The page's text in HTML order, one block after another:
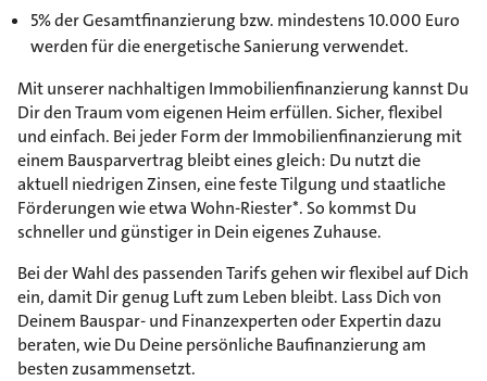
5% der Gesamtfinanzierung bzw. mindestens 10.000 Euro
werden für die energetische Sanierung verwendet.
Mit unserer nachhaltigen Immobilienfinanzierung kannst Du
Dir den Traum vom eigenen Heim erfüllen. Sicher, flexibel
und einfach. Bei jeder Form der Immobilienfinanzierung mit
einem Bausparvertrag bleibt eines gleich: Du nutzt die
aktuell niedrigen Zinsen, eine feste Tilgung und staatliche
Förderungen wie etwa Wohn-Riester*. So kommst Du
schneller und günstiger in Dein eigenes Zuhause.
Bei der Wahl des passenden Tarifs gehen wir flexibel auf Dich
ein, damit Dir genug Luft zum Leben bleibt. Lass Dich von
Deinem Bauspar- und Finanzexperten oder Expertin dazu
beraten, wie Du Deine persönliche Baufinanzierung am
besten zusammensetzt.